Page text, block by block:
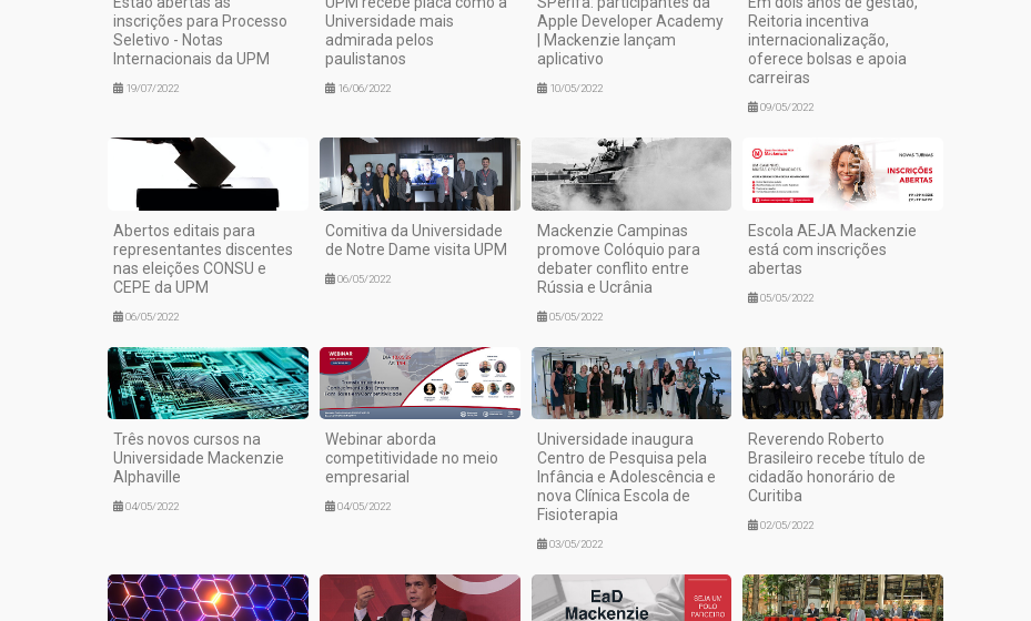
inscrições para Processo
Seletivo - Notas
Internacionais da UPM
19/07/2022
Universidade mais
admirada pelos
paulistanos
16/06/2022
Apple Developer Academy
| Mackenzie lançam
aplicativo
10/05/2022
Reitoria incentiva
internacionalização,
oferece bolsas e apoia
carreiras
09/05/2022
Abertos editais para
representantes discentes
nas eleições CONSU e
CEPE da UPM
06/05/2022
Comitiva da Universidade
de Notre Dame visita UPM
06/05/2022
Mackenzie Campinas
promove Colóquio para
debater conflito entre
Rússia e Ucrânia
05/05/2022
Escola AEJA Mackenzie
está com inscrições
abertas
05/05/2022
Três novos cursos na
Universidade Mackenzie
Alphaville
04/05/2022
Webinar aborda
competitividade no meio
empresarial
04/05/2022
Universidade inaugura
Centro de Pesquisa pela
Infância e Adolescência e
nova Clínica Escola de
Fisioterapia
03/05/2022
Reverendo Roberto
Brasileiro recebe título de
cidadão honorário de
Curitiba
02/05/2022